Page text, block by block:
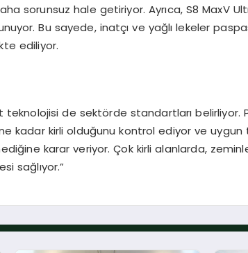
sorunsuz hale getiriyor. Ayrıca, S8 MaxV
Bu sayede, inatçı ve yağlı lekeler
ediliyor.
teknolojisi de sektörde standartları belirliyor.
kadar kirli olduğunu kontrol ediyor ve uygun
karar veriyor. Çok kirli alanlarda,
sağlıyor.”